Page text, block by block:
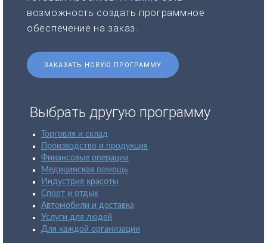
возможность создать программное
обеспечение на заказ.
ЗАКАЗАТЬ НОВУЮ ПРОГРАММУ
Выбрать другую программу
Торговля и склад
Производство и продукция
Финансовые операции
Медицинская помощь
Индустрия красоты
Спорт и отдых
Автомобили и доставка
Услуги для людей
Для каждой организации